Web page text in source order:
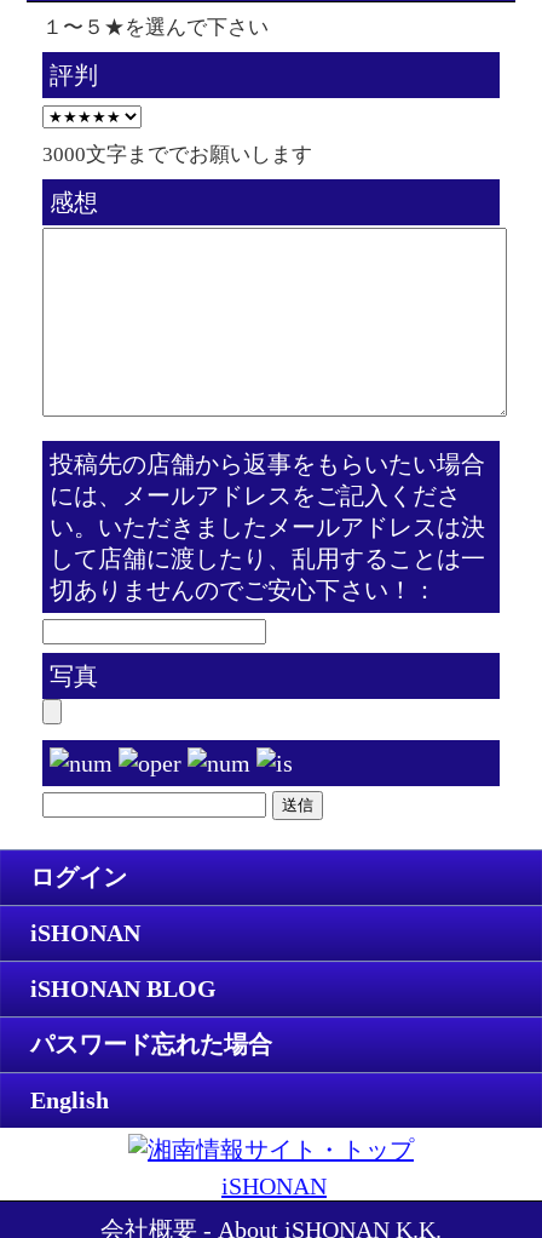
１〜５★を選んで下さい
評判
3000文字まででお願いします
感想
投稿先の店舗から返事をもらいたい場合
には、メールアドレスをご記入くださ
い。いただきましたメールアドレスは決
して店舗に渡したり、乱用することは一
切ありませんのでご安心下さい！：
写真
ログイン
iSHONAN
iSHONAN BLOG
パスワード忘れた場合
English
iSHONAN
会社概要 - About iSHONAN K.K.